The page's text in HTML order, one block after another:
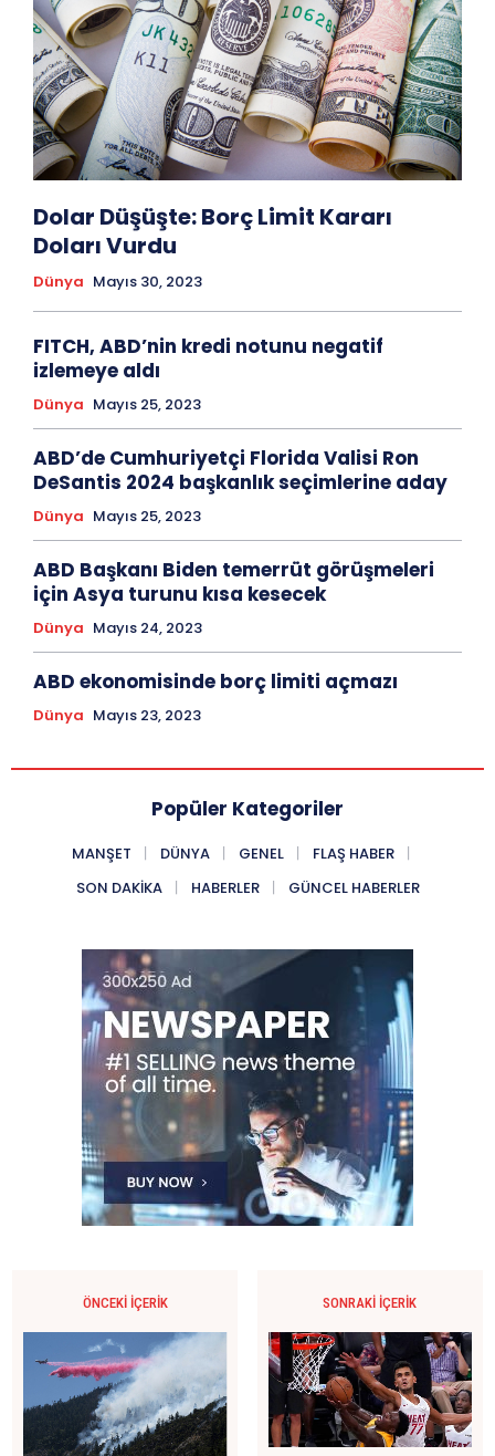
Dolar Düşüşte: Borç Limit Kararı
Doları Vurdu
Dünya Mayıs 30, 2023
FITCH, ABD’nin kredi notunu negatif
izlemeye aldı
Dünya Mayıs 25, 2023
ABD’de Cumhuriyetçi Florida Valisi Ron
DeSantis 2024 başkanlık seçimlerine aday
Dünya Mayıs 25, 2023
ABD Başkanı Biden temerrüt görüşmeleri
için Asya turunu kısa kesecek
Dünya Mayıs 24, 2023
ABD ekonomisinde borç limiti açmazı
Dünya Mayıs 23, 2023
Popüler Kategoriler
MANŞET DÜNYA GENEL
FLAŞ HABER
SON DAKIKA
HABERLER GÜNCEL HABERLER
ÖNCEKI İÇERIK SONRAKI İÇERIK